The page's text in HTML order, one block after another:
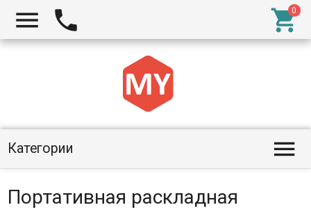
  
Категории 
Портативная раскладная